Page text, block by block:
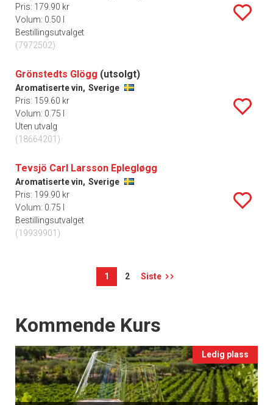
Pris: 179.90 kr
Volum: 0.50 l
Bestillingsutvalget
(7972502)
Grönstedts Glögg (utsolgt)
Aromatiserte vin, Sverige
Pris: 159.60 kr
Volum: 0.75 l
Uten utvalg
(18664201)
Tevsjö Carl Larsson Eplegløgg
Aromatiserte vin, Sverige
Pris: 199.90 kr
Volum: 0.75 l
Bestillingsutvalget
(19939901)
1 2 Siste
Events
Kommende Kurs
Ledig plass